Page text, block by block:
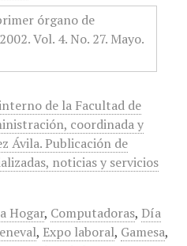
de la Facultad de
coordinada y
Ávila. Publicación de
noticias y servicios
Hogar, Computadoras, Día
, Expo laboral, Gamesa,